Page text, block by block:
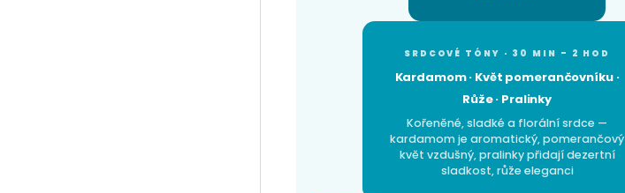
SRDCOVÉ TÓNY · 30 MIN – 2 HOD
Kardamom · Květ pomerančovníku ·
Růže · Pralinky
Kořeněné, sladké a florální srdce —
kardamom je aromatický, pomerančový
květ vzdušný, pralinky přidají dezertní
sladkost, růže eleganci